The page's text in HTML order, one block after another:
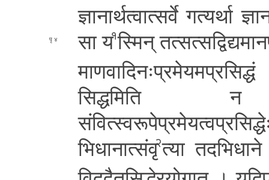
४
ज्ञा­ना­र्थ­त्वा­त्स­र्वे गत्यर्था
सा य१स्मिन्
सि­द्ध­मि­ति
भि­धा­ना­त्सं­वृ२त्या